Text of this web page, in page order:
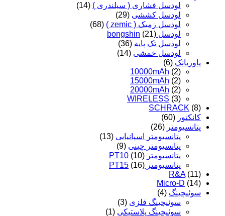
لودسل فشاری ( سیلندری ) (14)
لودسل کششی (29)
لودسل زمیک ( zemic )
(68)
لودسل bongshin (21)
لودسل تک پایه (36)
لودسل خمشی (14)
پاوربانک (6)
10000mAh (2)
15000mAh (2)
20000mAh (2)
WIRELESS (3)
SCHRACK (8)
کانکتور (60)
پتانسیومتر (26)
پتانسیومتر اسپانیایی (13)
پتانسیومتر چینی (9)
پتانسیومتر PT10 (10)
پتانسیومتر PT15 (16)
R&A (11)
Micro-D (14)
سوئیچینگ (4)
سوئیچینگ فلزی (3)
سوئیچینگ پلاستیکی (1)